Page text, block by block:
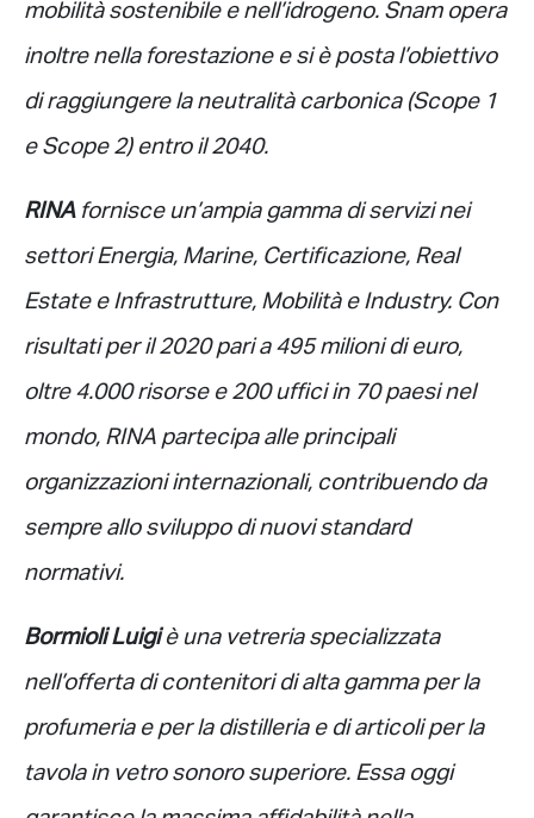
mobilità sostenibile e nell’idrogeno. Snam opera
inoltre nella forestazione e si è posta l’obiettivo
di raggiungere la neutralità carbonica (Scope 1
e Scope 2) entro il 2040.
RINAfornisce un’ampia gamma di servizi nei
settori Energia, Marine, Certificazione, Real
Estate e Infrastrutture, Mobilità e Industry. Con
risultati per il 2020 pari a 495 milioni di euro,
oltre 4.000 risorse e 200 uffici in 70 paesi nel
mondo, RINA partecipa alle principali
organizzazioni internazionali, contribuendo da
sempre allo sviluppo di nuovi standard
normativi.
Bormioli Luigiè una vetreria specializzata
nell’offerta di contenitori di alta gamma per la
profumeria e per la distilleria e di articoli per la
tavola in vetro sonoro superiore. Essa oggi